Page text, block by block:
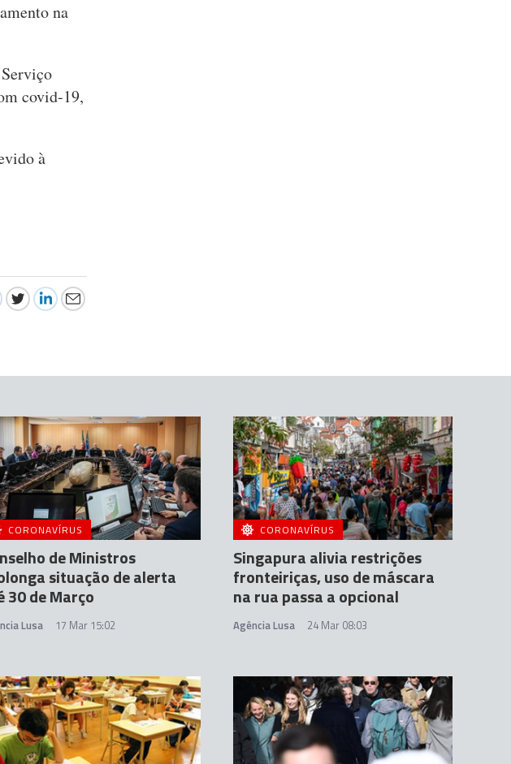
na
covid-19,
à
CORONAVÍRUS
de Ministros
situação de alerta
30 de Março
Lusa 17 Mar 15:02
CORONAVÍRUS
Singapura alivia restrições
fronteiriças, uso de máscara
na rua passa a opcional
Agência Lusa 24 Mar 08:03